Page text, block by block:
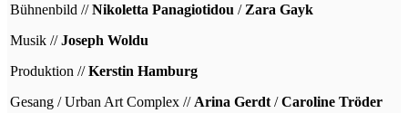
Bühnenbild //Nikoletta Panagiotidou / Zara Gayk
Musik //Joseph Woldu
Produktion //Kerstin Hamburg
Gesang / Urban Art Complex // Arina Gerdt /Caroline Tröder